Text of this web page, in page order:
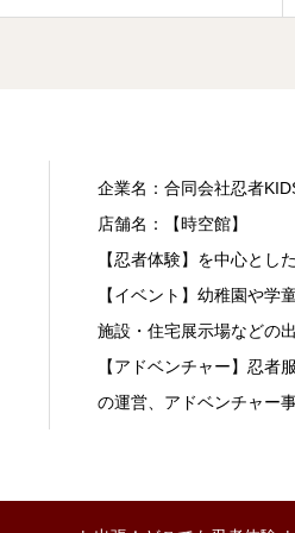
企業名：合同会社忍者
店舗名：【時空館】
【忍者体験】を中心とし
【イベント】幼稚園や学
施設・住宅展示場などの
【アドベンチャー】忍者
の運営、アドベンチャー